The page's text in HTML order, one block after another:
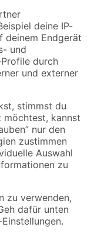
Angebote sind unter
beziehen